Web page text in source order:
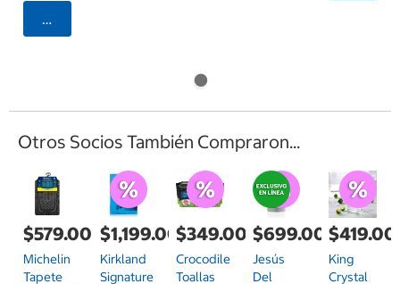
Seleccionar Código Postal
Otros Socios También Compraron...
$579.00
Michelin
Tapete
$1,199.00
Kirkland
Signature
$349.00
Crocodile
Toallas
$699.00
Jesús
Del
$419.00
King
Crystal